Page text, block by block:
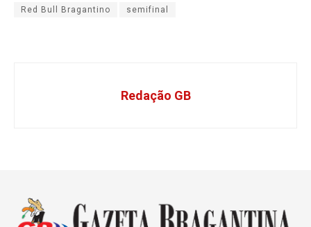
Red Bull Bragantino semifinal
Redação GB